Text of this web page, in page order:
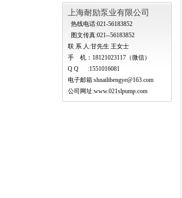
上海耐励泵业有限公司
热线电话:021-56183852
图文传真:021--56183852
联 系 人:甘先生 王女士
手 机：18121023117（微信）
Q Q :1551016081
电子邮箱:shnailibengye@163.com
公司网址:www.021slpump.com